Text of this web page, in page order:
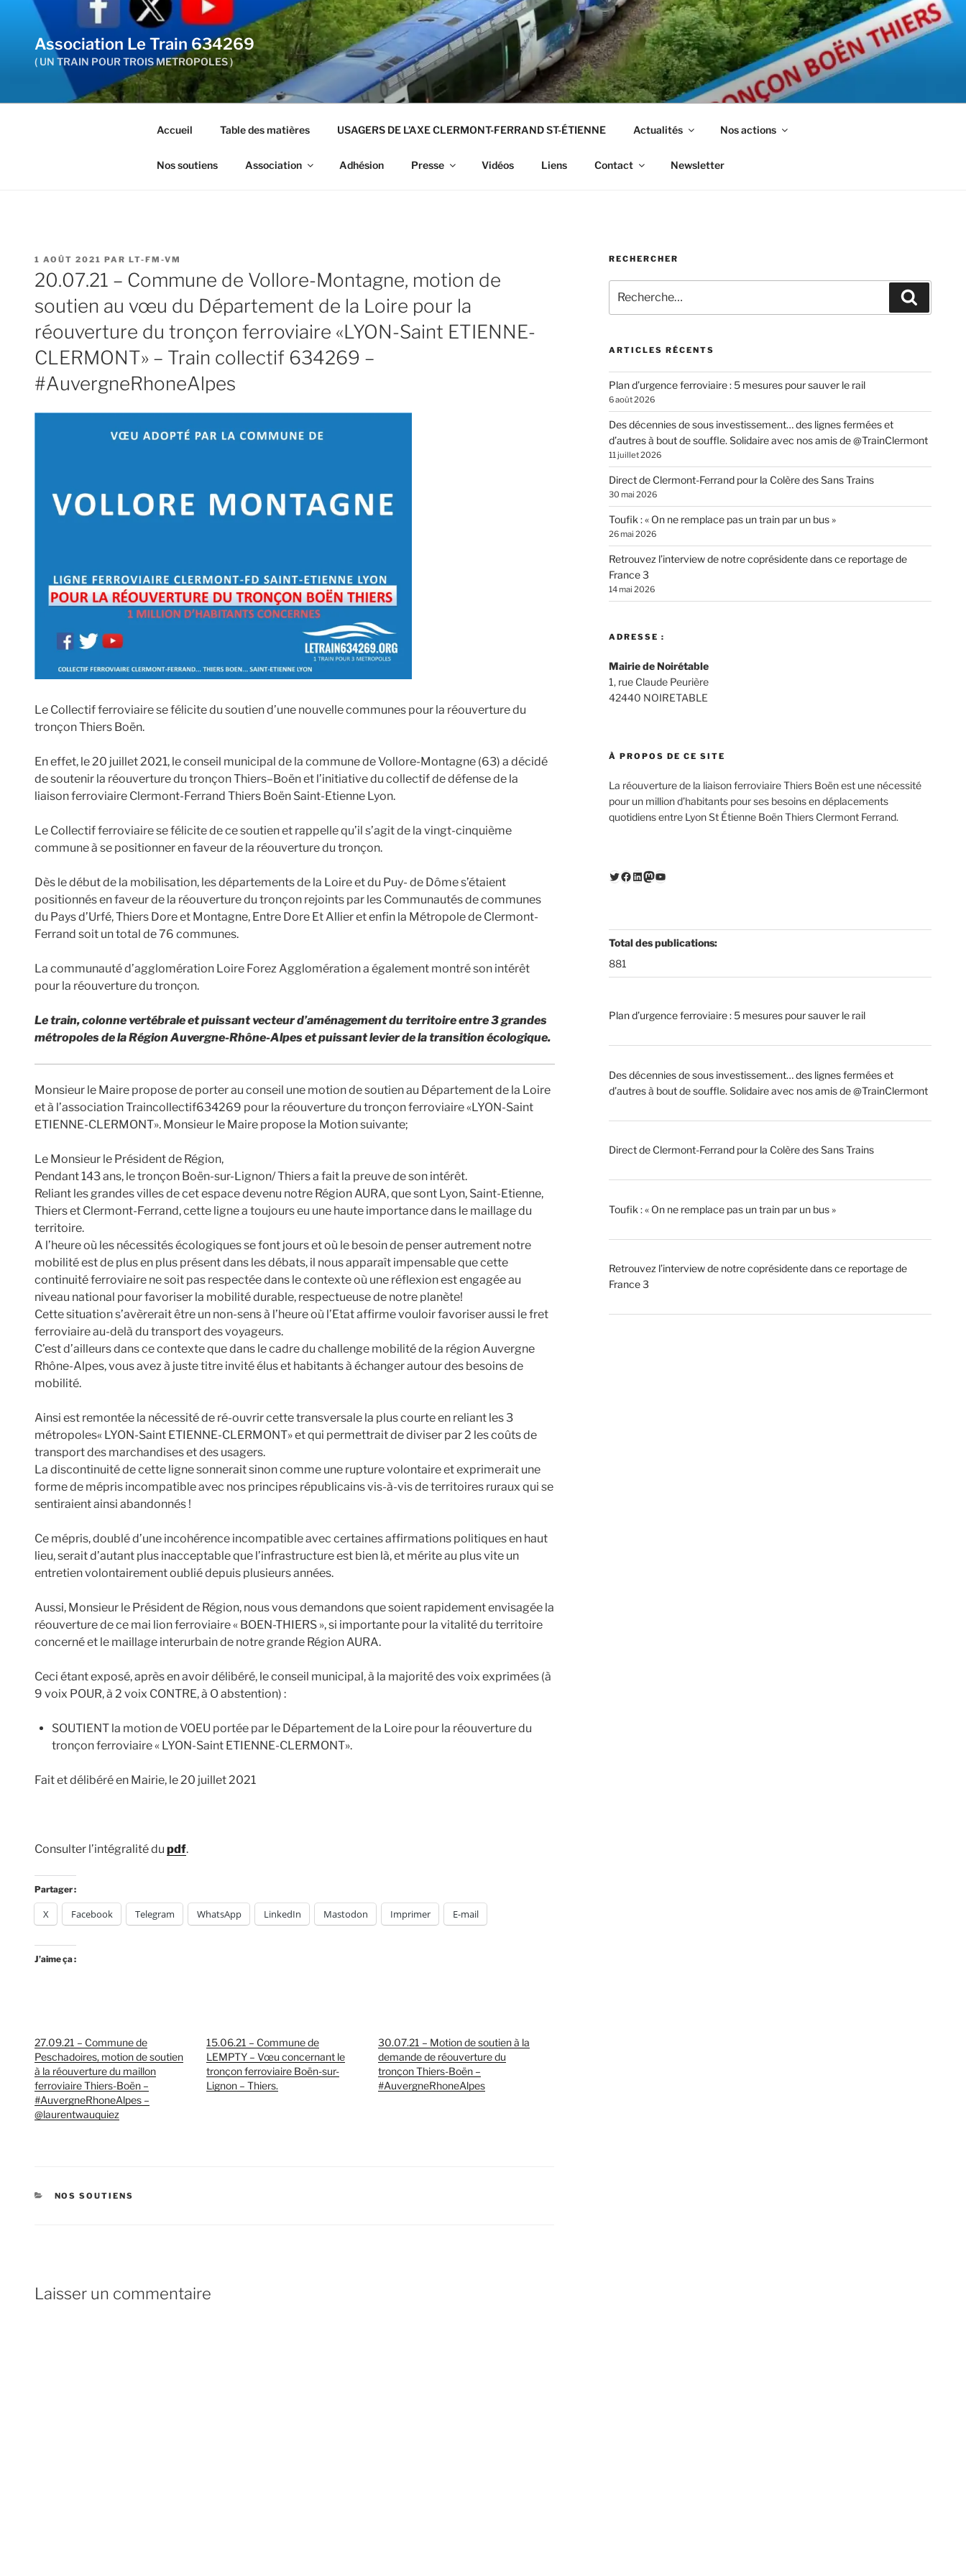
contenu
principal
Association Le Train 634269
( UN TRAIN POUR TROIS METROPOLES )
Accueil Table des matières USAGERS DE L’AXE CLERMONT-FERRAND ST-ÉTIENNE Actualités Nos actions
Nos soutiens Association Adhésion Presse Vidéos Liens Contact Newsletter
PUBLIÉ
LE
1 AOÛT 2021 PAR LT-FM-VM
20.07.21 – Commune de Vollore-Montagne, motion de
soutien au vœu du Département de la Loire pour la
réouverture du tronçon ferroviaire «LYON-Saint ETIENNE-
CLERMONT» – Train collectif 634269 –
#AuvergneRhoneAlpes
Le Collectif ferroviaire se félicite du soutien d’une nouvelle communes pour la réouverture du
tronçon Thiers Boën.
En effet, le 20 juillet 2021, le conseil municipal de la commune de Vollore-Montagne (63) a décidé
de soutenir la réouverture du tronçon Thiers–Boën et l’initiative du collectif de défense de la
liaison ferroviaire Clermont-Ferrand Thiers Boën Saint-Etienne Lyon.
Le Collectif ferroviaire se félicite de ce soutien et rappelle qu’il s’agit de la vingt-cinquième
commune à se positionner en faveur de la réouverture du tronçon.
Dès le début de la mobilisation, les départements de la Loire et du Puy- de Dôme s’étaient
positionnés en faveur de la réouverture du tronçon rejoints par les Communautés de communes
du Pays d’Urfé, Thiers Dore et Montagne, Entre Dore Et Allier et enfin la Métropole de Clermont-
Ferrand soit un total de 76 communes.
La communauté d’agglomération Loire Forez Agglomération a également montré son intérêt
pour la réouverture du tronçon.
Le train, colonne vertébrale et puissant vecteur d’aménagement du territoire entre 3 grandes
métropoles de la Région Auvergne-Rhône-Alpes et puissant levier de la transition écologique.
Monsieur le Maire propose de porter au conseil une motion de soutien au Département de la Loire
et à l’association Traincollectif634269 pour la réouverture du tronçon ferroviaire «LYON-Saint
ETIENNE-CLERMONT». Monsieur le Maire propose la Motion suivante;
Le Monsieur le Président de Région,
Pendant 143 ans, le tronçon Boën-sur-Lignon/ Thiers a fait la preuve de son intérêt.
Reliant les grandes villes de cet espace devenu notre Région AURA, que sont Lyon, Saint-Etienne,
Thiers et Clermont-Ferrand, cette ligne a toujours eu une haute importance dans le maillage du
territoire.
A l’heure où les nécessités écologiques se font jours et où le besoin de penser autrement notre
mobilité est de plus en plus présent dans les débats, il nous apparaît impensable que cette
continuité ferroviaire ne soit pas respectée dans le contexte où une réflexion est engagée au
niveau national pour favoriser la mobilité durable, respectueuse de notre planète!
Cette situation s’avèrerait être un non-sens à l’heure où l’Etat affirme vouloir favoriser aussi le fret
ferroviaire au-delà du transport des voyageurs.
C’est d’ailleurs dans ce contexte que dans le cadre du challenge mobilité de la région Auvergne
Rhône-Alpes, vous avez à juste titre invité élus et habitants à échanger autour des besoins de
mobilité.
Ainsi est remontée la nécessité de ré-ouvrir cette transversale la plus courte en reliant les 3
métropoles« LYON-Saint ETIENNE-CLERMONT» et qui permettrait de diviser par 2 les coûts de
transport des marchandises et des usagers.
La discontinuité de cette ligne sonnerait sinon comme une rupture volontaire et exprimerait une
forme de mépris incompatible avec nos principes républicains vis-à-vis de territoires ruraux qui se
sentiraient ainsi abandonnés !
Ce mépris, doublé d’une incohérence incompatible avec certaines affirmations politiques en haut
lieu, serait d’autant plus inacceptable que l’infrastructure est bien là, et mérite au plus vite un
entretien volontairement oublié depuis plusieurs années.
Aussi, Monsieur le Président de Région, nous vous demandons que soient rapidement envisagée la
réouverture de ce mai lion ferroviaire « BOEN-THIERS », si importante pour la vitalité du territoire
concerné et le maillage interurbain de notre grande Région AURA.
Ceci étant exposé, après en avoir délibéré, le conseil municipal, à la majorité des voix exprimées (à
9 voix POUR, à 2 voix CONTRE, à O abstention) :
SOUTIENT la motion de VOEU portée par le Département de la Loire pour la réouverture du
tronçon ferroviaire « LYON-Saint ETIENNE-CLERMONT».
Fait et délibéré en Mairie, le 20 juillet 2021
Consulter l’intégralité du pdf.
Partager :
X Facebook Telegram WhatsApp LinkedIn Mastodon Imprimer E-mail
J’aime ça :
27.09.21 – Commune de
Peschadoires, motion de soutien
à la réouverture du maillon
ferroviaire Thiers-Boën –
#AuvergneRhoneAlpes –
@laurentwauquiez
15.06.21 – Commune de
LEMPTY – Vœu concernant le
tronçon ferroviaire Boën-sur-
Lignon – Thiers.
30.07.21 – Motion de soutien à la
demande de réouverture du
tronçon Thiers-Boën –
#AuvergneRhoneAlpes
CATÉGORIES
NOS SOUTIENS
Laisser un commentaire
RECHERCHER
pour
:
ARTICLES RÉCENTS
Plan d’urgence ferroviaire : 5 mesures pour sauver le rail
6 août 2026
Des décennies de sous investissement… des lignes fermées et
d’autres à bout de souffle. Solidaire avec nos amis de @TrainClermont
11 juillet 2026
Direct de Clermont-Ferrand pour la Colère des Sans Trains
30 mai 2026
Toufik : « On ne remplace pas un train par un bus »
26 mai 2026
Retrouvez l’interview de notre coprésidente dans ce reportage de
France 3
14 mai 2026
ADRESSE :
Mairie de Noirétable
1, rue Claude Peurière
42440 NOIRETABLE
À PROPOS DE CE SITE
La réouverture de la liaison ferroviaire Thiers Boën est une nécessité
pour un million d’habitants pour ses besoins en déplacements
quotidiens entre Lyon St Étienne Boën Thiers Clermont Ferrand.
Twitter
Facebook
LinkedIn
Mastodon
YouTube
Total des publications:
881
Plan d’urgence ferroviaire : 5 mesures pour sauver le rail
Des décennies de sous investissement… des lignes fermées et
d’autres à bout de souffle. Solidaire avec nos amis de @TrainClermont
Direct de Clermont-Ferrand pour la Colère des Sans Trains
Toufik : « On ne remplace pas un train par un bus »
Retrouvez l’interview de notre coprésidente dans ce reportage de
France 3